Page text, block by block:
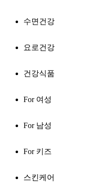
수면건강
요로건강
건강식품
For 여성
For 남성
For 키즈
스킨케어